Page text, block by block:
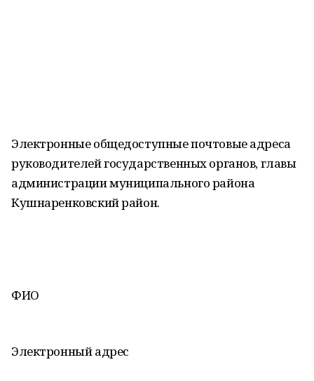
Электронные общедоступные почтовые адреса
руководителей государственных органов, главы
администрации муниципального района
Кушнаренковский район.
ФИО
Электронный адрес